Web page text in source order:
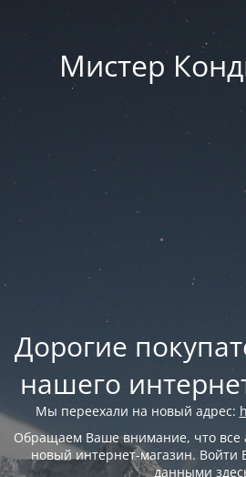
Мистер
Дорогие
нашего
Мы переехали на новый адрес:
Обращаем Ваше внимание, что все
новый интернет-магазин. Войти
данными